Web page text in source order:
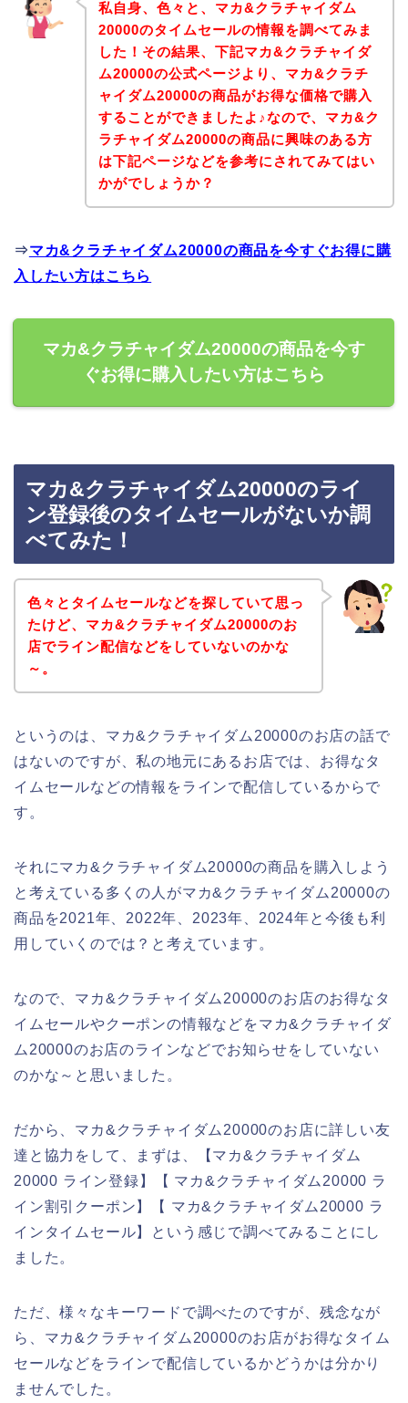
私自身、色々と、マカ&クラチャイダム
20000のタイムセールの情報を調べてみま
した！その結果、下記マカ&クラチャイダ
ム20000の公式ページより、マカ&クラチ
ャイダム20000の商品がお得な価格で購入
することができましたよ♪なので、マカ&ク
ラチャイダム20000の商品に興味のある方
は下記ページなどを参考にされてみてはい
かがでしょうか？
⇒マカ&クラチャイダム20000の商品を今すぐお得に購
入したい方はこちら
マカ&クラチャイダム20000の商品を今す
ぐお得に購入したい方はこちら
マカ&クラチャイダム20000のライ
ン登録後のタイムセールがないか調
べてみた！
色々とタイムセールなどを探していて思っ
たけど、マカ&クラチャイダム20000のお
店でライン配信などをしていないのかな
～。
というのは、マカ&クラチャイダム20000のお店の話で
はないのですが、私の地元にあるお店では、お得なタ
イムセールなどの情報をラインで配信しているからで
す。
それにマカ&クラチャイダム20000の商品を購入しよう
と考えている多くの人がマカ&クラチャイダム20000の
商品を2021年、2022年、2023年、2024年と今後も利
用していくのでは？と考えています。
なので、マカ&クラチャイダム20000のお店のお得なタ
イムセールやクーポンの情報などをマカ&クラチャイダ
ム20000のお店のラインなどでお知らせをしていない
のかな～と思いました。
だから、マカ&クラチャイダム20000のお店に詳しい友
達と協力をして、まずは、【マカ&クラチャイダム
20000 ライン登録】【 マカ&クラチャイダム20000 ラ
イン割引クーポン】【 マカ&クラチャイダム20000 ラ
インタイムセール】という感じで調べてみることにし
ました。
ただ、様々なキーワードで調べたのですが、残念なが
ら、マカ&クラチャイダム20000のお店がお得なタイム
セールなどをラインで配信しているかどうかは分かり
ませんでした。